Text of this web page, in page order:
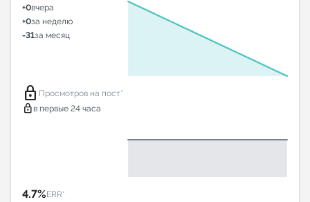
+0вчера
+0за неделю
-31за месяц
lock Просмотров на пост*
lock в первые 24 часа
4.7%ERR*